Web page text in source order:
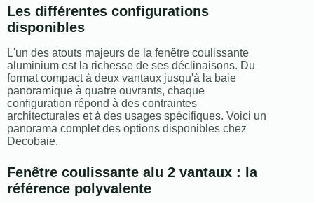
Les différentes configurations
disponibles
L'un des atouts majeurs de la fenêtre coulissante
aluminium est la richesse de ses déclinaisons. Du
format compact à deux vantaux jusqu'à la baie
panoramique à quatre ouvrants, chaque
configuration répond à des contraintes
architecturales et à des usages spécifiques. Voici un
panorama complet des options disponibles chez
Decobaie.
Fenêtre coulissante alu 2 vantaux : la
référence polyvalente